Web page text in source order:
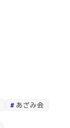
あざみ会